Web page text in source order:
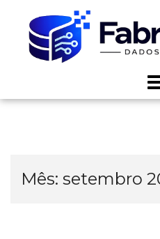
content
Mês: setembro